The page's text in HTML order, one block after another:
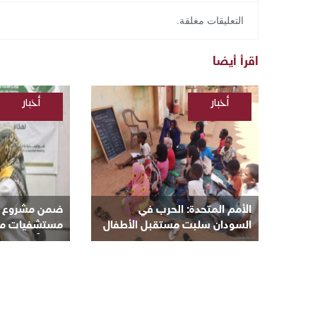
التعليقات مغلقة.
اقرأ أيضا
الأمم المتحدة: الحرب في
السودان سلبت مستقبل الأطفال
و8 ملايين منهم خارج المدارس
أخبار
/
السودانية
ضمن مشروع
مستشفيات
مجانياً بأم
أخبار
السودانية